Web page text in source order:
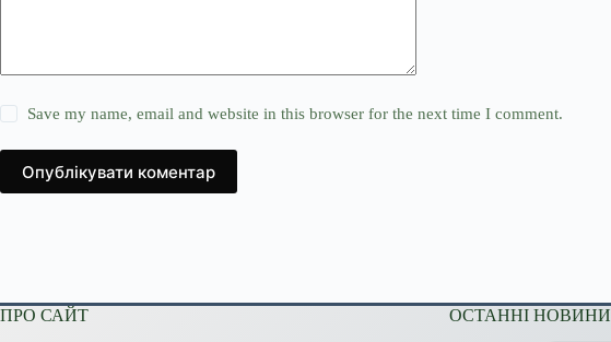
Save my name, email and website in this browser for the next time I comment.
Опублікувати коментар
ПРО САЙТ ОСТАННІ НОВИНИ